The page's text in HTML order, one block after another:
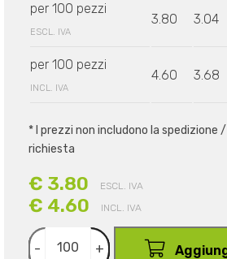
per 100 pezzi
ESCL. IVA
3.80 3.04
per 100 pezzi
INCL. IVA
4.60 3.68
* I prezzi non includono la
richiesta
€ 3.80 ESCL. IVA
€ 4.60 INCL. IVA
- +